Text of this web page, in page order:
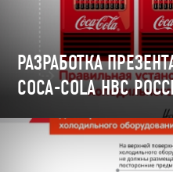
РАЗРАБОТКА
COCA-COLA HBC